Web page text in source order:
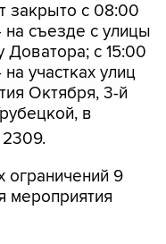
закрыто с 08:00
съезде с улицы
Доватора; с 15:00
участках улиц
Октября, 3-й
в
ограничений 9
мероприятия